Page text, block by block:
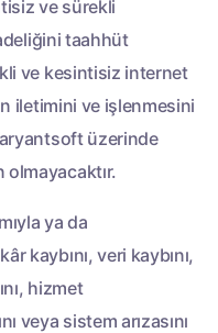
ve sürekli
taahhüt
ve kesintisiz internet
iletimini ve işlenmesini
üzerinde
ya da
kaybını, veri kaybını,
hizmet
veya sistem arızasını